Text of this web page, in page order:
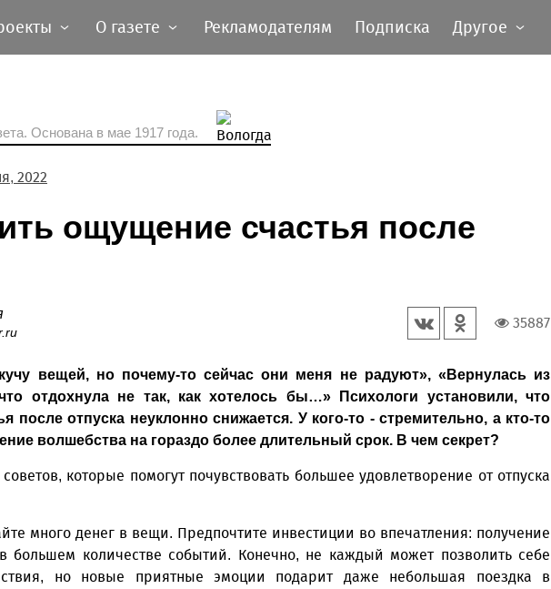
О газете Рекламодателям Подписка Другое
Основана в мае 1917 года.
2022
ощущение счастья после
35887
вещей, но почему-то сейчас они меня не радуют», «Вернулась из
отдохнула не так, как хотелось бы…» Психологи установили, что
после отпуска неуклонно снижается. У кого-то - стремительно, а кто-то
волшебства на гораздо более длительный срок. В чем секрет?
которые помогут почувствовать большее удовлетворение от отпуска
много денег в вещи. Предпочтите инвестиции во впечатления: получение
большем количестве событий. Конечно, не каждый может позволить себе
но новые приятные эмоции подарит даже небольшая поездка в